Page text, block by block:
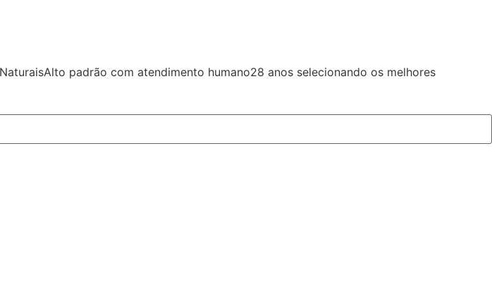
Alto padrão com atendimento humano28 anos selecionando os melhores